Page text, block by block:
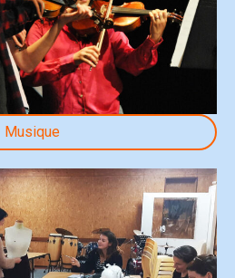
Musique